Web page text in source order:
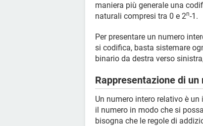
maniera più generale una
naturali compresi tra 0 e 2n-1.
Per presentare un numero
si codifica, basta sistemare
binario da destra verso
Rappresentazione di
Un numero intero relativo è
il numero in modo che si
bisogna che le regole di